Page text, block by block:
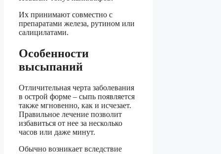
Их принимают совместно с
препаратами железа, рутином или
салицилатами.
Особенности
высыпаний
Отличительная черта заболевания
в острой форме – сыпь появляется
также мгновенно, как и исчезает.
Правильное лечение позволит
избавиться от нее за несколько
часов или даже минут.
Обычно возникает вследствие